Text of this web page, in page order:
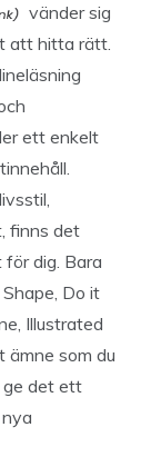
vänder sig
att hitta rätt.
ett enkelt
finns det
dig. Bara
Do it
Illustrated
ämne som du
ge det ett